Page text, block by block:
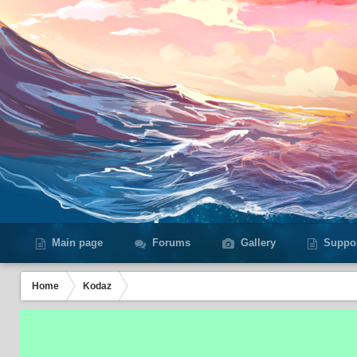
Main page Forums Gallery
Home Kodaz